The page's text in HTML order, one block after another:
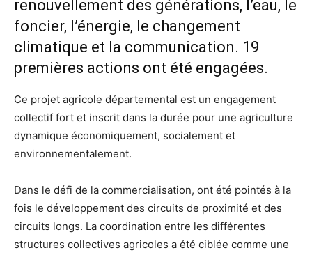
renouvellement des générations, l’eau, le
foncier, l’énergie, le changement
climatique et la communication. 19
premières actions ont été engagées.
Ce projet agricole départemental est un engagement
collectif fort et inscrit dans la durée pour une agriculture
dynamique économiquement, socialement et
environnementalement.
Dans le défi de la commercialisation, ont été pointés à la
fois le développement des circuits de proximité et des
circuits longs. La coordination entre les différentes
structures collectives agricoles a été ciblée comme une